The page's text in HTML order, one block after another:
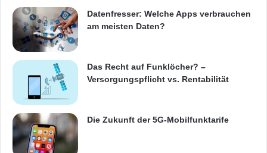
Datenfresser: Welche Apps verbrauchen
am meisten Daten?
Das Recht auf Funklöcher? –
Versorgungspflicht vs. Rentabilität
Die Zukunft der 5G-Mobilfunktarife